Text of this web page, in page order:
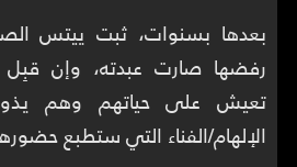
بعدها بسنوات، ثبت ييتس
رفضها صارت عبدته، وإن قبِل
تعيش على حياتهم وهم
الإلهام/الفناء التي ستطبع